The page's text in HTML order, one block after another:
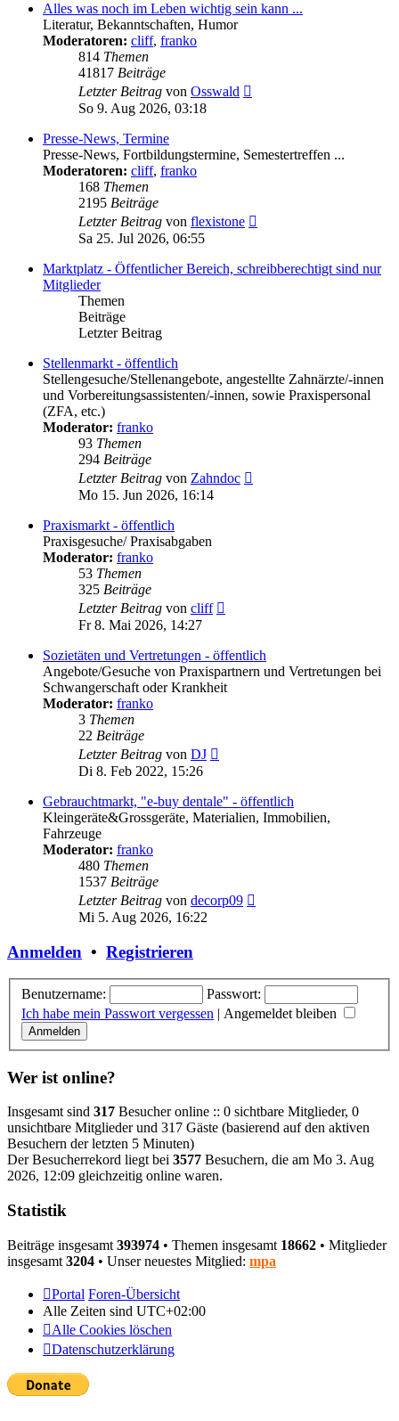
Alles was noch im Leben wichtig sein kann ...
Literatur, Bekanntschaften, Humor
Moderatoren: cliff, franko
814 Themen
41817 Beiträge
Letzter Beitrag von Osswald
So 9. Aug 2026, 03:18
Presse-News, Termine
Presse-News, Fortbildungstermine, Semestertreffen ...
Moderatoren: cliff, franko
168 Themen
2195 Beiträge
Letzter Beitrag von flexistone
Sa 25. Jul 2026, 06:55
Marktplatz - Öffentlicher Bereich, schreibberechtigt sind nur
Mitglieder
Themen
Beiträge
Letzter Beitrag
Stellenmarkt - öffentlich
Stellengesuche/Stellenangebote, angestellte Zahnärzte/-innen
und Vorbereitungsassistenten/-innen, sowie Praxispersonal
(ZFA, etc.)
Moderator: franko
93 Themen
294 Beiträge
Letzter Beitrag von Zahndoc
Mo 15. Jun 2026, 16:14
Praxismarkt - öffentlich
Praxisgesuche/ Praxisabgaben
Moderator: franko
53 Themen
325 Beiträge
Letzter Beitrag von cliff
Fr 8. Mai 2026, 14:27
Sozietäten und Vertretungen - öffentlich
Angebote/Gesuche von Praxispartnern und Vertretungen bei
Schwangerschaft oder Krankheit
Moderator: franko
3 Themen
22 Beiträge
Letzter Beitrag von DJ
Di 8. Feb 2022, 15:26
Gebrauchtmarkt, "e-buy dentale" - öffentlich
Kleingeräte&Grossgeräte, Materialien, Immobilien,
Fahrzeuge
Moderator: franko
480 Themen
1537 Beiträge
Letzter Beitrag von decorp09
Mi 5. Aug 2026, 16:22
Anmelden • Registrieren
Benutzername:
Passwort:
Ich habe mein Passwort vergessen | Angemeldet bleiben
Wer ist online?
Insgesamt sind 317 Besucher online :: 0 sichtbare Mitglieder, 0
unsichtbare Mitglieder und 317 Gäste (basierend auf den aktiven
Besuchern der letzten 5 Minuten)
Der Besucherrekord liegt bei 3577 Besuchern, die am Mo 3. Aug
2026, 12:09 gleichzeitig online waren.
Statistik
Beiträge insgesamt 393974 • Themen insgesamt 18662 • Mitglieder
insgesamt 3204 • Unser neuestes Mitglied: mpa
Portal Foren-Übersicht
Alle Zeiten sind UTC+02:00
Alle Cookies löschen
Datenschutzerklärung